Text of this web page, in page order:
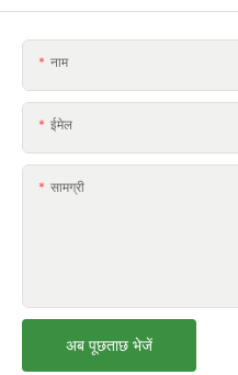
नाम
ईमेल
सामग्री
अब पूछताछ भेजें